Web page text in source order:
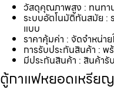
วัสดุคุณภาพสูง : ทนทาน
ระบบอัตโนมัติทันสมัย :
แบบ
ราคาคุ้มค่า : จัดจำหน่าย
การรับประกันสินค้า : พ
มีประกันสินค้า : สินค้ารั
ตู้กาแฟหยอดเหรียญ